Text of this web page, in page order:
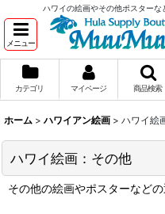
ハワイの絵画やその他ポスター
メニュー
カテゴリ マイページ 商品検索
ホーム > ハワイアン絵画 > ハワイ絵
ハワイ絵画：その他
その他の絵画やポスターなど